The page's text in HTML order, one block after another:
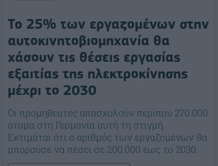
To 25% των εργαζομένων στην
αυτοκινητοβιομηχανία θα
χάσουν τις θέσεις εργασίας
εξαιτίας της ηλεκτροκίνησης
μέχρι το 2030
Οι προμηθευτές απασχολούν περίπου 270.000
άτομα στη Γερμανία αυτή τη στιγμή.
Εκτιμάται ότι ο αριθμός των εργαζομένων θα
μπορούσε να πέσει σε 200.000 έως το 2030.